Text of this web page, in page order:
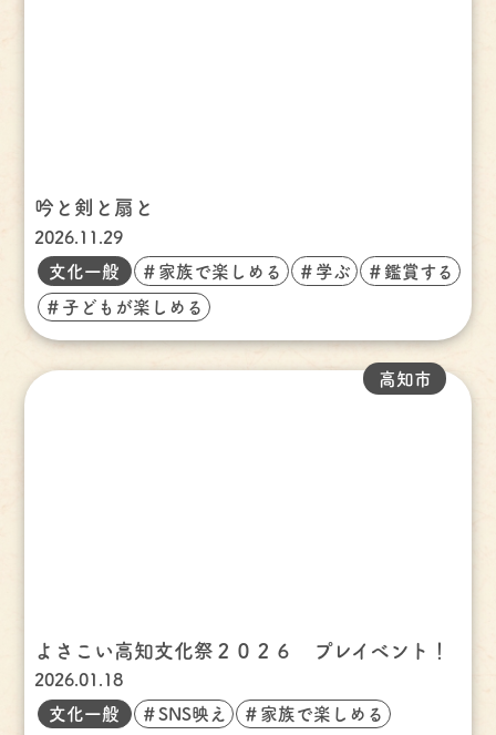
吟と剣と扇と
2026.11.29
文化一般 ＃家族で楽しめる ＃学ぶ ＃鑑賞する
＃子どもが楽しめる
よさこい高知文化祭２０２６ プレイベント！
2026.01.18
高知市
文化一般 ＃SNS映え ＃家族で楽しめる